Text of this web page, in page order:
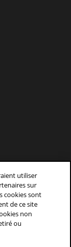
utiliser
sur
cookies sont
de ce site
non
ou